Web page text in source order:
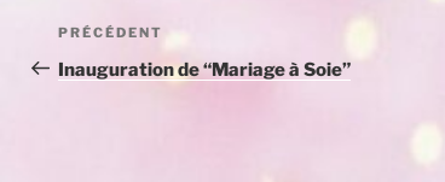
Navigation
de
Article
précédent
PRÉCÉDENT
Inauguration de “Mariage à Soie”